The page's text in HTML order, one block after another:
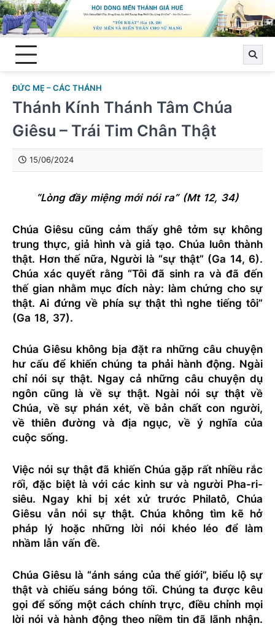
Skip
to
content
ĐỨC MẸ – CÁC THÁNH
Thánh Kính Thánh Tâm Chúa
Giêsu – Trái Tim Chân Thật
15/06/2024
“Lòng đầy miệng mới nói ra” (Mt 12, 34)
Chúa Giêsu cũng cảm thấy ghê tởm sự không
trung thực, giả hình và giả tạo. Chúa luôn thành
thật. Hơn thế nữa, Người là “sự thật” (Ga 14, 6).
Chúa xác quyết rằng “Tôi đã sinh ra và đã đến
thế gian nhằm mục đích này: làm chứng cho sự
thật. Ai đứng về phía sự thật thì nghe tiếng tôi”
(Ga 18, 37).
Chúa Giêsu không bịa đặt ra những câu chuyện
hư cấu để khiến chúng ta phải hành động. Ngài
chỉ nói sự thật. Ngay cả những câu chuyện dụ
ngôn cũng là về sự thật. Ngài nói sự thật về
Chúa, về sự phán xét, về bản chất con người,
về thiên đường và địa ngục, về ý nghĩa của
cuộc sống.
Việc nói sự thật đã khiến Chúa gặp rất nhiều rắc
rối, đặc biệt là với các kinh sư và người Pha-ri-
siêu. Ngay khi bị xét xử trước Philatô, Chúa
Giêsu vẫn nói sự thật. Chúa không tìm kẽ hở
pháp lý hoặc những lời nói khéo léo để làm
nhầm lẫn vấn đề.
Chúa Giêsu là “ánh sáng của thế giới”, biểu lộ sự
thật và chiếu sáng bóng tối. Chúng ta được kêu
gọi để sống một cách chính trực, điều chỉnh mọi
lời nói và hành động theo niềm tin đã lãnh nhận.